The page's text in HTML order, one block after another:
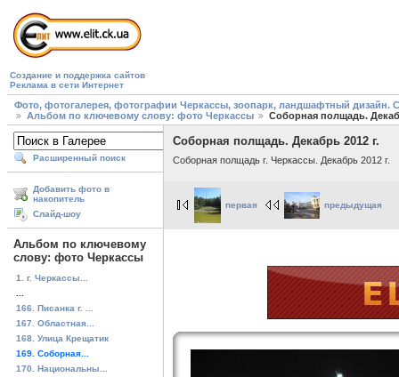
Создание и поддержка сайтов
Реклама в сети Интернет
Фото, фотогалерея, фотографии Черкассы, зоопарк, ландшафтный дизайн.
Альбом по ключевому слову: фото Черкассы
Соборная полщадь.
Расширенный поиск
Добавить фото в
накопитель
Слайд-шоу
Альбом по ключевому
слову: фото Черкассы
1. г. Черкассы...
166. Писанка г. ...
167. Областная...
168. Улица Крещатик
169. Соборная...
170. Национальны...
Соборная полщадь. Декабрь 2012 г.
Соборная полщадь г. Черкассы. Декабрь 2012 г.
первая предыдущая